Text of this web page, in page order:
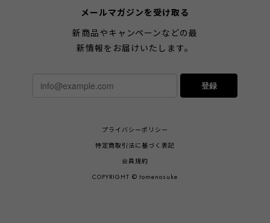
メールマガジンを受け取る
新商品やキャンペーンなどの最
新情報をお届けいたします。
登録
プライバシーポリシー
特定商取引法に基づく表記
会員規約
COPYRIGHT © tomenosuke